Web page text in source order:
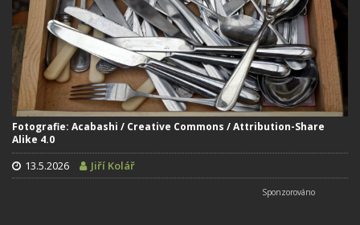
Fotografie: Acabashi / Creative Commons / Attribution-Share
Alike 4.0
13.5.2026 Jiří Kolář